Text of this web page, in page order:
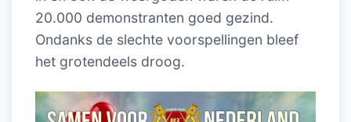
20.000 demonstranten goed gezind.
Ondanks de slechte voorspellingen bleef
het grotendeels droog.